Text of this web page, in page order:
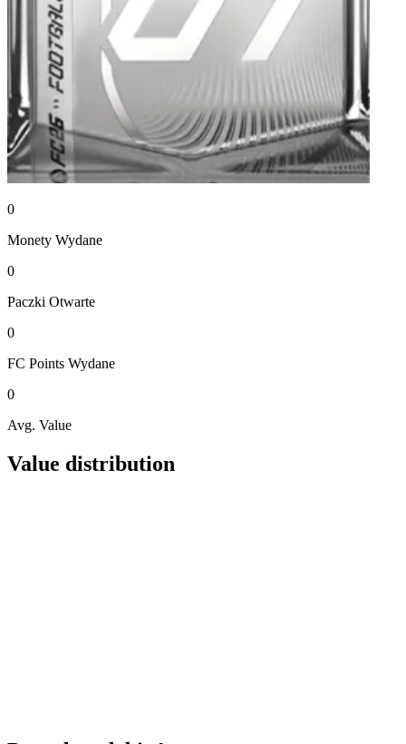
0
Monety Wydane
0
Paczki Otwarte
0
FC Points Wydane
0
Avg. Value
Value distribution